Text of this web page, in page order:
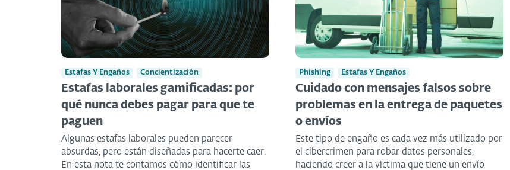
Estafas Y Engaños Concientización
Estafas laborales gamificadas: por
qué nunca debes pagar para que te
paguen
Algunas estafas laborales pueden parecer
absurdas, pero están diseñadas para hacerte caer.
En esta nota te contamos cómo identificar las
Phishing Estafas Y Engaños
Cuidado con mensajes falsos sobre
problemas en la entrega de paquetes
o envíos
Este tipo de engaño es cada vez más utilizado por
el cibercrimen para robar datos personales,
haciendo creer a la víctima que tiene un envío